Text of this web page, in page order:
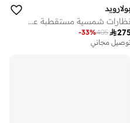
بولارويد
نظارات شمسية مستقطبة عين القطة

405
-33%
مجاني